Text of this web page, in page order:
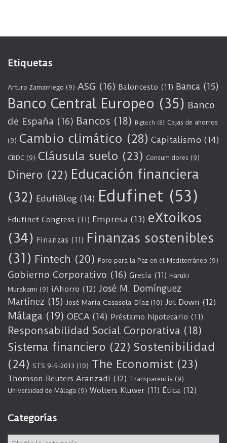
Etiquetas
Arturo Zamarriego (9) ASG (16) Baloncesto (11) Banca (15)
Banco Central Europeo (35) Banco
de España (16) Bancos (18) Bigtech (8) Cajas de ahorros
(9) Cambio climático (28) Capitalismo (14)
CBDC (9) Cláusula suelo (23) Consumidores (9)
Dinero (22) Educación financiera
(32) EdufiBlog (14) Edufinet (53)
Edufinet Congress (11) Empresa (13) eXtoikos
(34) Finanzas (11) Finanzas sostenibles
(31) Fintech (20) Foro para la Paz en el Mediterráneo (9)
Gobierno Corporativo (16) Grecia (11) Haruki
Murakami (9) iAhorro (12) José M. Domínguez
Martínez (15) José María Casasola Díaz (10) Jot Down (12)
Málaga (19) OECA (14) Préstamo hipotecario (11)
Responsabilidad Social Corporativa (18)
Sistema financiero (22) Sostenibilidad
(24) STS 9-5-2013 (10) The Economist (23)
Thomson Reuters Aranzadi (12) Transparencia (9)
Universidad de Málaga (9) Wolters Kluwer (11) Ética (12)
Categorías